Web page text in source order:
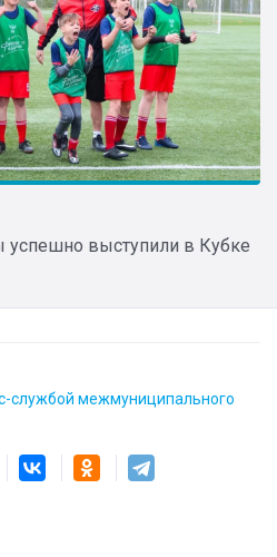
успешно выступили в Кубке
службой межмуниципального